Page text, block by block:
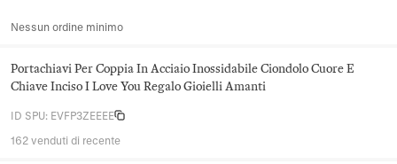
Nessun ordine minimo
Portachiavi Per Coppia In Acciaio Inossidabile Ciondolo Cuore E
Chiave Inciso I Love You Regalo Gioielli Amanti
ID SPU: EVFP3ZEEEE
162 venduti di recente